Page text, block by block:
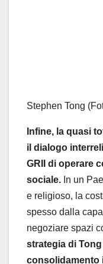
Stephen Tong
Infine, la quasi
il dialogo
GRII di operare
sociale. In un
e religioso, la
spesso dalla
negoziare spazi
strategia di
consolidamento